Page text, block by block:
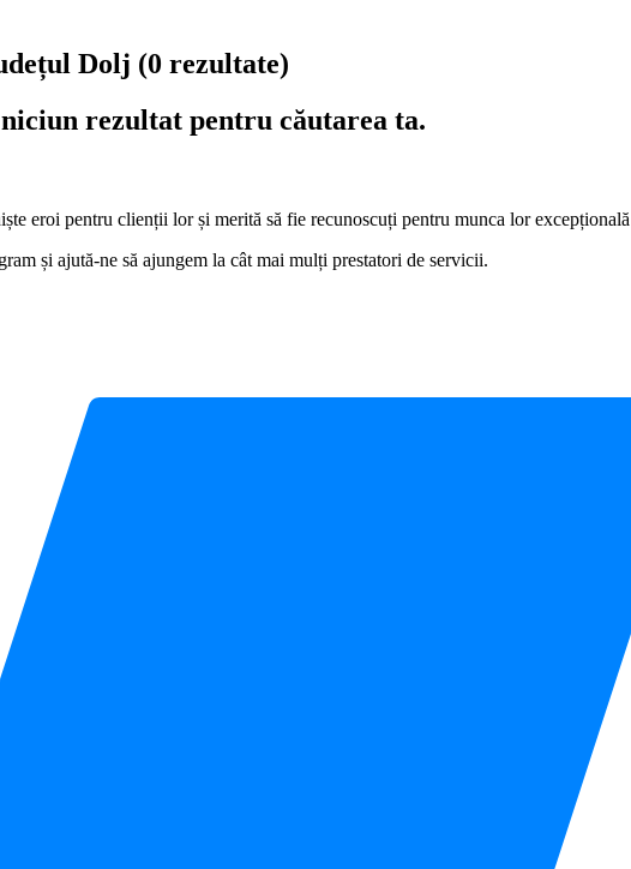
Dolj (0 rezultate)
rezultat pentru căutarea ta.
eroi pentru clienții lor și merită să fie recunoscuți pentru munca lor excepțională
și ajută-ne să ajungem la cât mai mulți prestatori de servicii.